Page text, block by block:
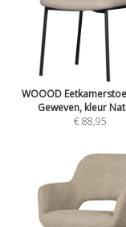
WOOOD
Geweven, kleur
€ 88,95